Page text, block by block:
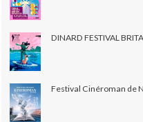
DINARD FESTIVAL
Festival Cinéroman de